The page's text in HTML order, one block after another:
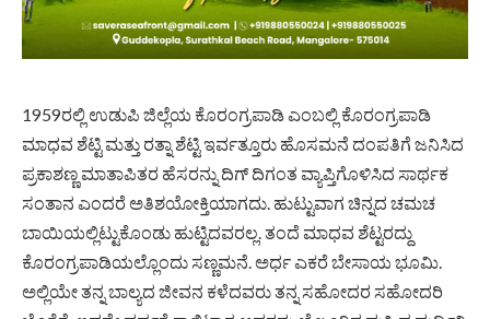
1959ರಲ್ಲಿ ಉಡುಪಿ ಜಿಲ್ಲೆಯ ಕೊರಂಗ್ರಪಾಡಿ ಎಂಬಲ್ಲಿ ಕೊರಂಗ್ರಪಾಡಿ
ಮಾಧವ ಶೆಟ್ಟಿ ಮತ್ತು ರತ್ನಾ ಶೆಟ್ಟಿ ಇರ್ವತ್ತೂರು ಹೊಸಮನೆ ದಂಪತಿಗೆ ಜನಿಸಿದ
ಪ್ರಕಾಶಣ್ಣ ಮಾತಾಪಿತರ ಹೆಸರನ್ನು ದಿಗ್ ದಿಗಂತ ವ್ಯಾಪ್ತಿಗೊಳಿಸಿದ ಸಾರ್ಥಕ
ಸಂತಾನ ಎಂದರೆ ಅತಿಶಯೋಕ್ತಿಯಾಗದು. ಹುಟ್ಟುವಾಗ ಚಿನ್ನದ ಚಮಚ
ಬಾಯಿಯಲ್ಲಿಟ್ಟುಕೊಂಡು ಹುಟ್ಟಿದವರಲ್ಲ. ತಂದೆ ಮಾಧವ ಶೆಟ್ಟರದ್ದು
ಕೊರಂಗ್ರಪಾಡಿಯಲ್ಲೊಂದು ಸಣ್ಣಮನೆ. ಅರ್ಧ ಎಕರೆ ಬೇಸಾಯ ಭೂಮಿ.
ಅಲ್ಲಿಯೇ ತನ್ನ ಬಾಲ್ಯದ ಜೀವನ ಕಳೆದವರು ತನ್ನ ಸಹೋದರ ಸಹೋದರಿ